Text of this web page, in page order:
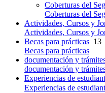
Coberturas del
Coberturas del
Actividades, Cursos y
Actividades, Cursos y
Becas para prácticas 13
Becas para prácticas
documentación y
documentación y
Experiencias de
Experiencias de